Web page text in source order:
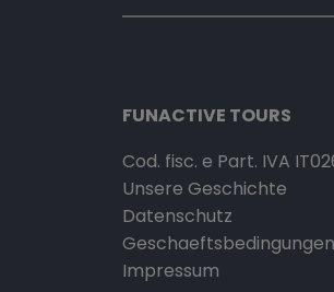
FUNACTIVE TOURS
Cod. fisc. e Part. IVA
Unsere Geschichte
Datenschutz
Geschaeftsbedingungen
Impressum